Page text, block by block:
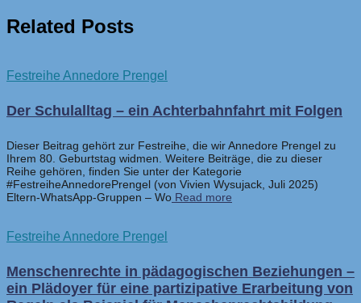
Related Posts
Festreihe Annedore Prengel
Der Schulalltag – ein Achterbahnfahrt mit Folgen
Dieser Beitrag gehört zur Festreihe, die wir Annedore Prengel zu
Ihrem 80. Geburtstag widmen. Weitere Beiträge, die zu dieser
Reihe gehören, finden Sie unter der Kategorie
#FestreiheAnnedorePrengel (von Vivien Wysujack, Juli 2025)
Eltern-WhatsApp-Gruppen – Wo Read more
Festreihe Annedore Prengel
Menschenrechte in pädagogischen Beziehungen –
ein Plädoyer für eine partizipative Erarbeitung von